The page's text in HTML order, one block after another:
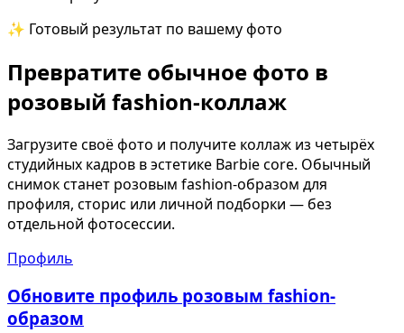
✨ Готовый результат по вашему фото
Превратите обычное фото в
розовый fashion-коллаж
Загрузите своё фото и получите коллаж из четырёх
студийных кадров в эстетике Barbie core. Обычный
снимок станет розовым fashion-образом для
профиля, сторис или личной подборки — без
отдельной фотосессии.
Профиль
Обновите профиль розовым fashion-
образом